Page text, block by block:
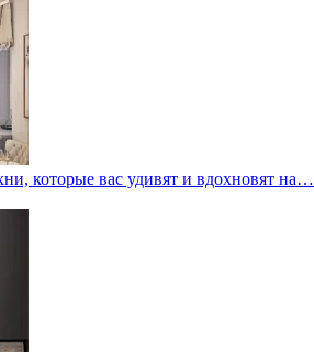
которые вас удивят и вдохновят на…